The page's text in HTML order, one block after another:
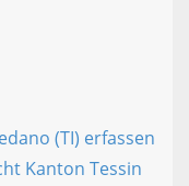
(TI) erfassen
Kanton Tessin